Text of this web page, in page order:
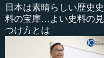
日本は素晴らしい歴史史
料の宝庫…よい史料の見
つけ方とは